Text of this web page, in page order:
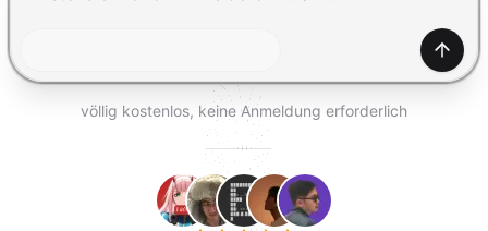
völlig kostenlos, keine Anmeldung erforderlich